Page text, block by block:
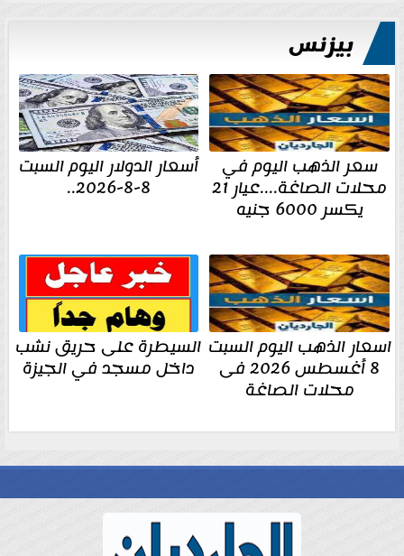
بيزنس
سعر الذهب اليوم في
محلات الصاغة....عيار 21
يكسر 6000 جنيه
أسعار الدولار اليوم السبت
8-8-2026..
اسعار الذهب اليوم السبت
8 أغسطس 2026 فى
محلات الصاغة
السيطرة على حريق نشب
داخل مسجد في الجيزة